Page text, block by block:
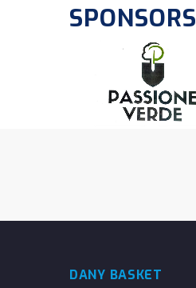
SPONSORS
DANY BASKET